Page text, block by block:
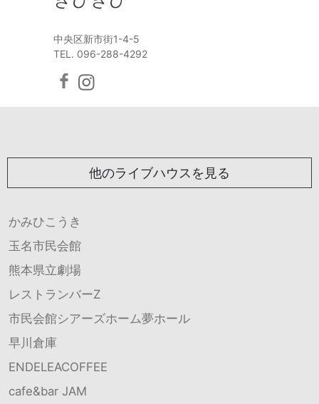
中央区新市街1-4-5
TEL. 096-288-4292
他のライブハウスを見る
かみひこうき
玉名市民会館
熊本県立劇場
レストランバーZ
市民会館シアーズホーム夢ホール
早川倉庫
ENDELEACOFFEE
cafe&bar JAM